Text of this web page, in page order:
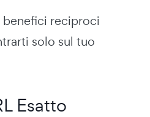
benefici reciproci
solo sul tuo
Esatto